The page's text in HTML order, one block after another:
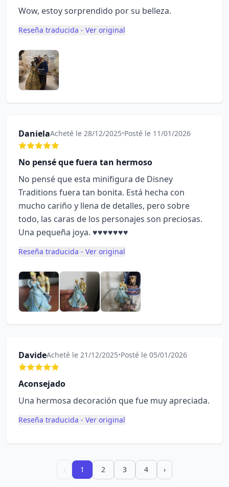
Wow, estoy sorprendido por su belleza.
Reseña traducida - Ver original
DanielaAcheté le 28/12/2025•Posté le 11/01/2026
No pensé que fuera tan hermoso
No pensé que esta minifigura de Disney
Traditions fuera tan bonita. Está hecha con
mucho cariño y llena de detalles, pero sobre
todo, las caras de los personajes son preciosas.
Una pequeña joya. ♥️♥️♥️♥️♥️♥️♥️
Reseña traducida - Ver original
DavideAcheté le 21/12/2025•Posté le 05/01/2026
Aconsejado
Una hermosa decoración que fue muy apreciada.
Reseña traducida - Ver original
‹ 1 2 3 4 ›